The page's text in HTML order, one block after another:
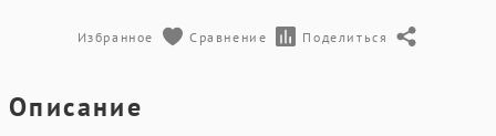
Избранное Сравнение Поделиться
Описание